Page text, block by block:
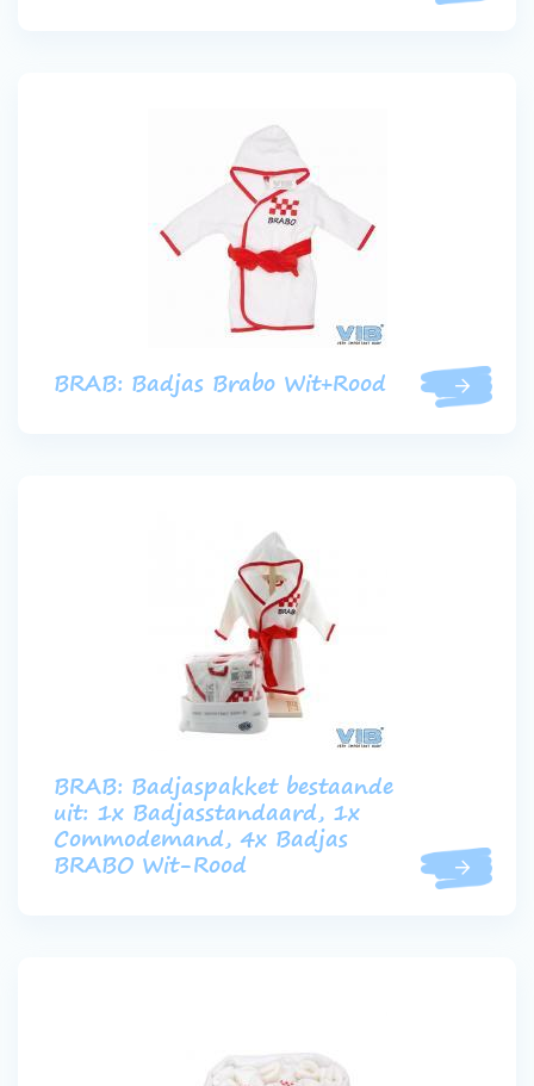
BRAB: Badjas Brabo Wit+Rood
BRAB: Badjaspakket bestaande
uit: 1x Badjasstandaard, 1x
Commodemand, 4x Badjas
BRABO Wit-Rood